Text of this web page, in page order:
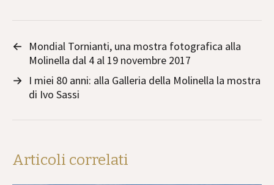
←
Mondial Tornianti, una mostra fotografica alla
Molinella dal 4 al 19 novembre 2017
→ I miei 80 anni: alla Galleria della Molinella la mostra
di Ivo Sassi
Articoli correlati